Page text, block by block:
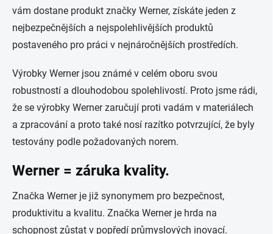
vám dostane produkt značky Werner, získáte jeden z
nejbezpečnějších a nejspolehlivějších produktů
postaveného pro práci v nejnáročnějších prostředích.
Výrobky Werner jsou známé v celém oboru svou
robustností a dlouhodobou spolehlivostí. Proto jsme rádi,
že se výrobky Werner zaručují proti vadám v materiálech
a zpracování a proto také nosí razítko potvrzující, že byly
testovány podle požadovaných norem.
Werner = záruka kvality.
Značka Werner je již synonymem pro bezpečnost,
produktivitu a kvalitu. Značka Werner je hrda na
schopnost zůstat v popředí průmyslových inovací.